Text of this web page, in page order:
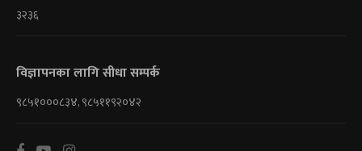
३२३६
विज्ञापनका लागि सीधा सम्पर्क
९८५१०००८३४, ९८५११९२०४२